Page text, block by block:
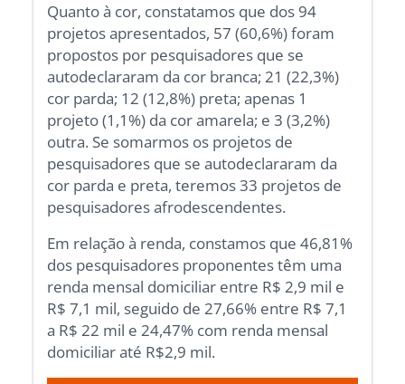
Quanto à cor, constatamos que dos 94
projetos apresentados, 57 (60,6%) foram
propostos por pesquisadores que se
autodeclararam da cor branca; 21 (22,3%)
cor parda; 12 (12,8%) preta; apenas 1
projeto (1,1%) da cor amarela; e 3 (3,2%)
outra. Se somarmos os projetos de
pesquisadores que se autodeclararam da
cor parda e preta, teremos 33 projetos de
pesquisadores afrodescendentes.
Em relação à renda, constamos que 46,81%
dos pesquisadores proponentes têm uma
renda mensal domiciliar entre R$ 2,9 mil e
R$ 7,1 mil, seguido de 27,66% entre R$ 7,1
a R$ 22 mil e 24,47% com renda mensal
domiciliar até R$2,9 mil.